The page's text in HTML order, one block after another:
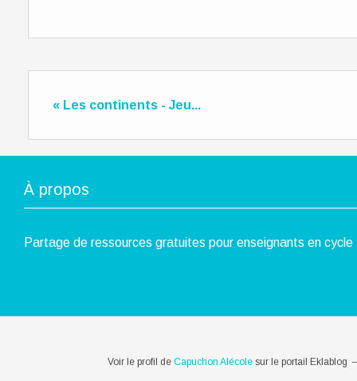
« Les continents - Jeu...
À propos
Partage de ressources gratuites pour enseignants en
Voir le profil de Capuchon Alécolesur le portail Eklablog